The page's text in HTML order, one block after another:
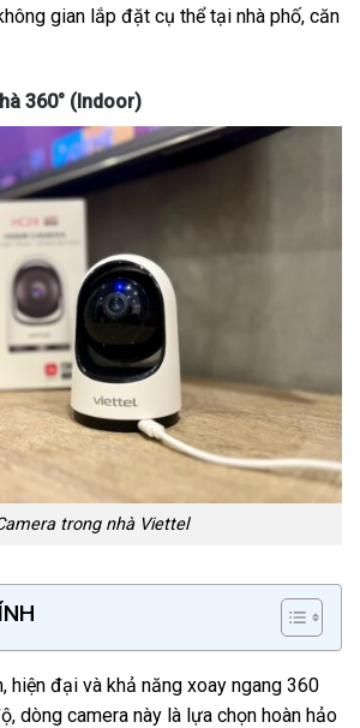
gian lắp đặt cụ thể tại nhà phố, căn
360° (Indoor)
trong nhà Viettel
hiện đại và khả năng xoay ngang 360
dòng camera này là lựa chọn hoàn hảo